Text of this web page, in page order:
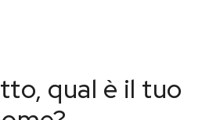
qual è il tuo